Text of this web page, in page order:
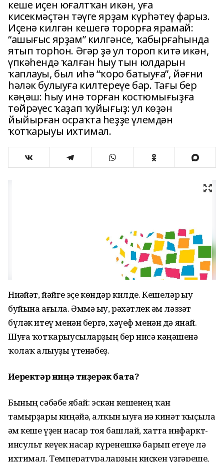
кеше иҫен юғалтҡан икән, уға
кисекмәҫтән тәүге ярҙам күрһәтеү фарыз.
Иҫенә килгән кешегә торорға ярамай:
“ашығыс ярҙам” килгәнсе, ҡабырғаһында
ятып торһон. Әгәр ҙә ул тороп китә икән,
үпкәһендә ҡалған һыу тын юлдарын
ҡаплауы, был иһә “ҡоро батыуға”, йәғни
һәләк булыуға килтереүе бар. Тағы бер
кәңәш: һыу инә торған костюмығыҙға
төйрәүес ҡаҙап ҡуйығыҙ: ул көҙән
йыйырған осраҡта һеҙҙе үлемдән
ҡотҡарыуы ихтимал.
Ниһәйәт, йәйге эҫе көндәр килде. Кешеләр һыу
буйына ағыла. Әммә һыу, рәхәтлек һәм ләззәт
бүләк итеү менән бергә, хәүеф менән дә янай.
Шуға ҡотҡарыусыларҙың бер нисә кәңәшенә
ҡолаҡ һалыуҙы үтенәбеҙ.
Иҫеректәр ниңә тиҙерәк бата?
Бының сәбәбе ябай: эскән кешенең ҡан
тамырҙары киңәйә, һалҡын һыуға иһә кинәт ҡыҫыла
һәм кеше үҙен насар тоя башлай, хатта инфаркт-
инсульт кеүек насар күренешкә барып етеүе лә
ихтимал. Температураларҙың киҫкен үҙгәреше,